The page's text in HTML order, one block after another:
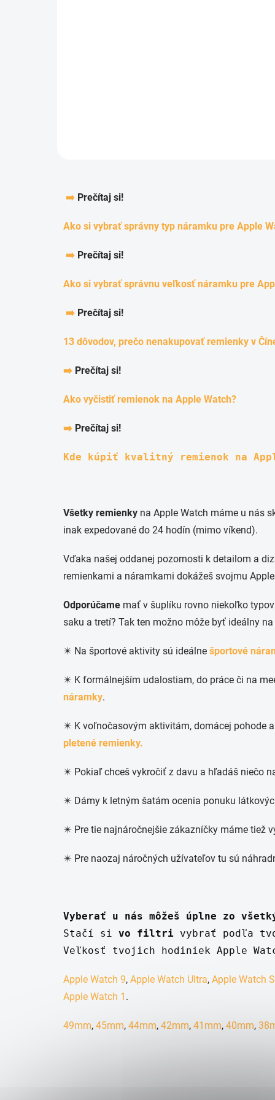
➡️ Prečítaj si!
Ako si vybrať správny typ náramku pre Apple
➡️ Prečítaj si!
Ako si vybrať správnu veľkosť náramku pre
➡️ Prečítaj si!
13 dôvodov, prečo nenakupovať remienky v
➡️ Prečítaj si!
Ako vyčistiť remienok na Apple Watch?
➡️ Prečítaj si!
Kde kúpiť kvalitný remienok na
Všetky remienky na Apple Watch máme u nás
inak expedované do 24 hodín (mimo víkend).
Vďaka našej oddanej pozornosti k detailom a
remienkami a náramkami dokážeš svojmu
Odporúčame mať v šuplíku rovno niekoľko
saku a tretí? Tak ten možno môže byť ideálny
✴️ Na športové aktivity sú ideálne športové
✴️ K formálnejším udalostiam, do práce či na
náramky.
✴️ K voľnočasovým aktivitám, domácej pohode
pletené remienky.
✴️ Pokiaľ chceš vykročiť z davu a hľadáš niečo
✴️ Dámy k letným šatám ocenia ponuku
✴️ Pre tie najnáročnejšie zákazníčky máme tiež
✴️ Pre naozaj náročných užívateľov tu sú
Vyberať u nás môžeš úplne zo
Stačí si vo filtri vybrať podľa
Veľkosť tvojich hodiniek Apple
Apple Watch 9, Apple Watch Ultra, Apple Watch
Apple Watch 1 .
49mm, 45mm, 44mm, 42mm, 41mm, 40mm,